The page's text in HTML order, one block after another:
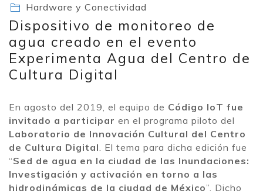
Hardware y Conectividad
Dispositivo de monitoreo de
agua creado en el evento
Experimenta Agua del Centro de
Cultura Digital
En agosto del 2019, el equipo de Código IoT fue
invitado a participar en el programa piloto del
Laboratorio de Innovación Cultural del Centro
de Cultura Digital . El tema para dicha edición fue
“Sed de agua en la ciudad de las Inundaciones:
Investigación y activación en torno a las
hidrodinámicas de la ciudad de México”. Dicho